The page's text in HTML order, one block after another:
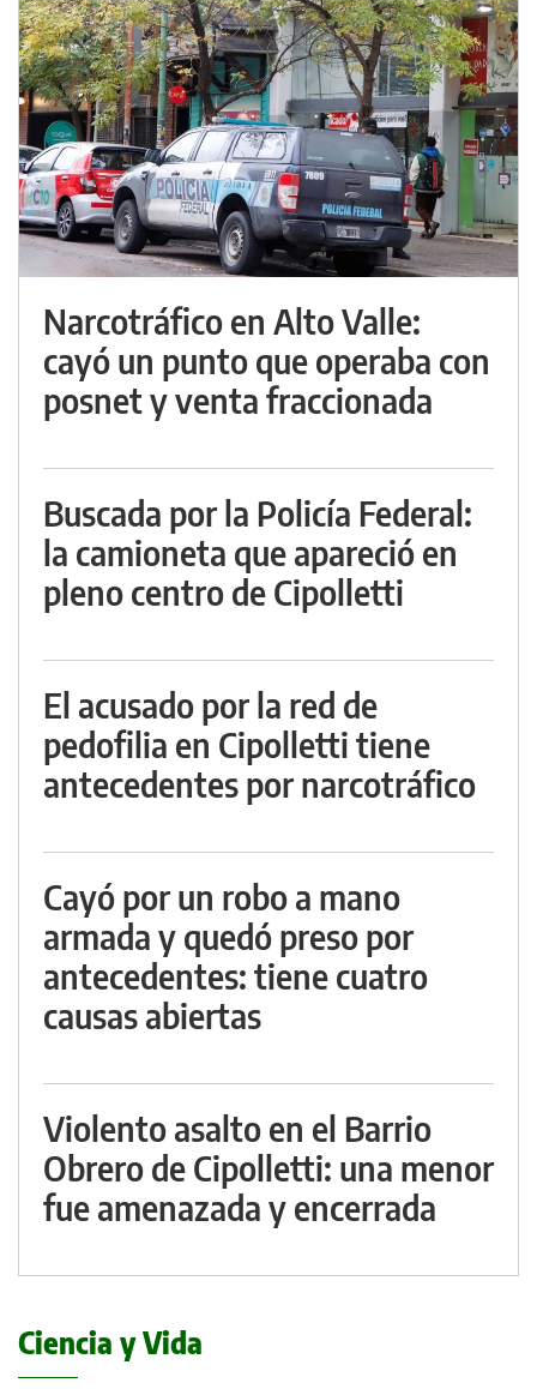
Narcotráfico en Alto Valle:
cayó un punto que operaba con
posnet y venta fraccionada
Buscada por la Policía Federal:
la camioneta que apareció en
pleno centro de Cipolletti
El acusado por la red de
pedofilia en Cipolletti tiene
antecedentes por narcotráfico
Cayó por un robo a mano
armada y quedó preso por
antecedentes: tiene cuatro
causas abiertas
Violento asalto en el Barrio
Obrero de Cipolletti: una menor
fue amenazada y encerrada
Ciencia y Vida